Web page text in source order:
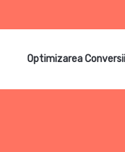
Optimizarea